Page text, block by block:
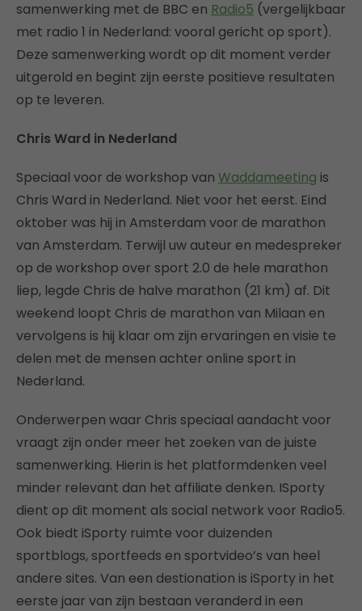
samenwerking met de BBC en Radio5 (vergelijkbaar
met radio 1 in Nederland: vooral gericht op sport).
Deze samenwerking wordt op dit moment verder
uitgerold en begint zijn eerste positieve resultaten
op te leveren.
Chris Ward in Nederland
Speciaal voor de workshop van Waddameeting is
Chris Ward in Nederland. Niet voor het eerst. Eind
oktober was hij in Amsterdam voor de marathon
van Amsterdam. Terwijl uw auteur en medespreker
op de workshop over sport 2.0 de hele marathon
liep, legde Chris de halve marathon (21 km) af. Dit
weekend loopt Chris de marathon van Milaan en
vervolgens is hij klaar om zijn ervaringen en visie te
delen met de mensen achter online sport in
Nederland.
Onderwerpen waar Chris speciaal aandacht voor
vraagt zijn onder meer het zoeken van de juiste
samenwerking. Hierin is het platformdenken veel
minder relevant dan het affiliate denken. ISporty
dient op dit moment als social network voor Radio5.
Ook biedt iSporty ruimte voor duizenden
sportblogs, sportfeeds en sportvideo’s van heel
andere sites. Van een destionation is iSporty in het
eerste jaar van zijn bestaan veranderd in een